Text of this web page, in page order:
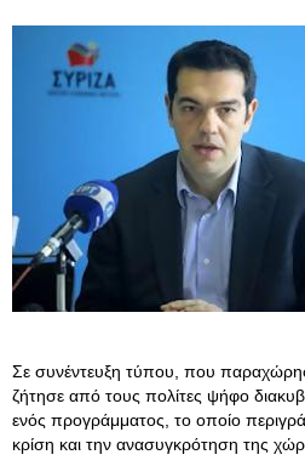
Σε συνέντευξη τύπου, που
ζήτησε από τους πολίτες ψήφο
ενός προγράμματος, το οποίο
κρίση και την ανασυγκρότηση της